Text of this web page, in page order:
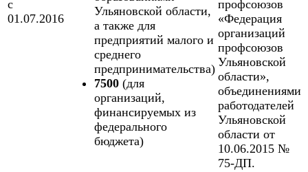
с
01.07.2016
Ульяновской области,
а также для
предприятий малого и
среднего
предпринимательства)
7500 (для
организаций,
финансируемых из
федерального
бюджета)
профсоюзов
«Федерация
организаций
профсоюзов
Ульяновской
области»,
объединениями
работодателей
Ульяновской
области от
10.06.2015 №
75-ДП.